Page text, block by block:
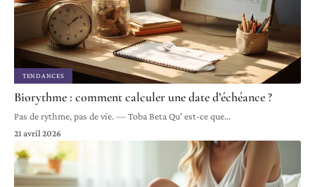
TENDANCES
Biorythme : comment calculer une date d’échéance ?
Pas de rythme, pas de vie. — Toba Beta Qu' est-ce que…
21 avril 2026